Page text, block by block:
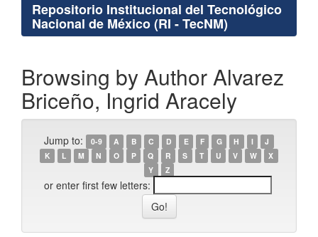
Repositorio Institucional del Tecnológico
Nacional de México (RI - TecNM)
Browsing by Author Alvarez
Briceño, Ingrid Aracely
Jump to: 0-9 A B C D E F G H I
J
K
L M N O P Q R S T U V W
X
Y
Z
or enter first few letters: